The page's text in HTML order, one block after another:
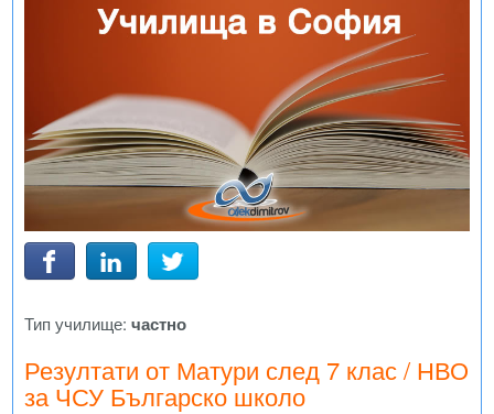
Тип училище: частно
Резултати от Матури след 7 клас / НВО
за ЧСУ Българско школо